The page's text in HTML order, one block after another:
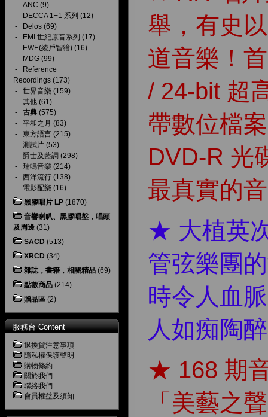
- ANC (9)
-
DECCA 1+1 系列 (12)
-
Delos (69)
-
EMI 世紀原音系列 (17)
-
EWE(綾戶智繪) (16)
-
MDG (99)
-
Reference
Recordings (173)
- 世界音樂 (159)
- 其他 (61)
- 古典 (575)
- 平和之月 (83)
- 東方語言 (215)
- 測試片 (53)
- 爵士及藍調 (298)
- 瑞鳴音樂 (214)
- 西洋流行 (138)
- 電影配樂 (16)
黑膠唱片 LP (1870)
音響喇叭、黑膠唱盤，唱頭
及周邊 (31)
SACD (513)
XRCD (34)
雜誌，書籍，相關精品 (69)
點數商品 (214)
贈品區 (2)
服務台 Content
退換貨注意事項
隱私權保護聲明
購物條約
關於我們
聯絡我們
會員權益及須知
舉，有史
道音樂！
/ 24-bit 超
帶數位檔
DVD-R 光
最真實的
★ 大植英
管弦樂團
時令人血
人如痴陶
★ 168 期
「美藝之